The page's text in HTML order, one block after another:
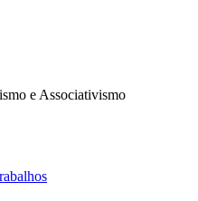
e Associativismo